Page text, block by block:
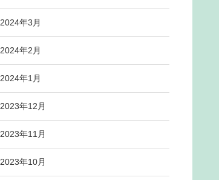
2024年3月
2024年2月
2024年1月
2023年12月
2023年11月
2023年10月